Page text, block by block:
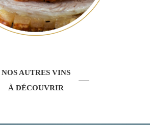
NOS AUTRES VINS
À DÉCOUVRIR